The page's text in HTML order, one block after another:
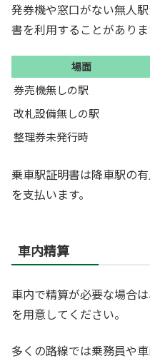
発券機や窓口がない無人
書を利用することがありま
場面
券売機無しの駅
改札設備無しの駅
整理券未発行時
乗車駅証明書は降車駅の
を支払います。
車内精算
車内で精算が必要な場合
を用意してください。
多くの路線では乗務員や